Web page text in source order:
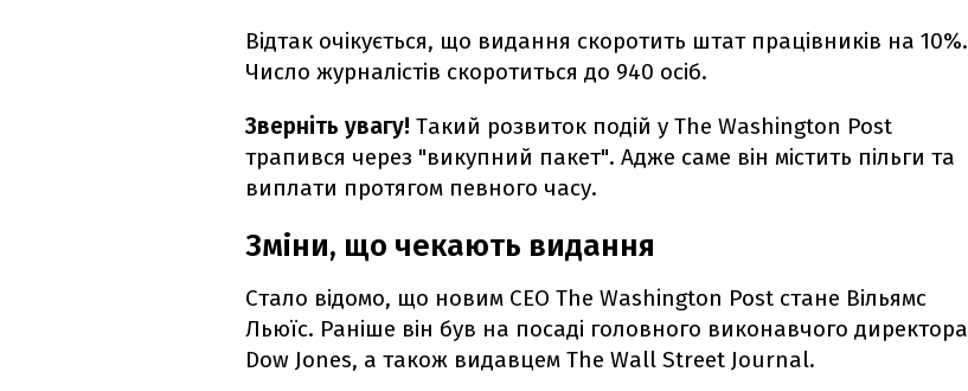
Відтак очікується, що видання скоротить штат працівників на 10%.
Число журналістів скоротиться до 940 осіб.
Зверніть увагу! Такий розвиток подій у The Washington Post
трапився через "викупний пакет". Адже саме він містить пільги та
виплати протягом певного часу.
Зміни, що чекають видання
Стало відомо, що новим CEO The Washington Post стане Вільямс
Льюїс. Раніше він був на посаді головного виконавчого директора
Dow Jones, а також видавцем The Wall Street Journal.